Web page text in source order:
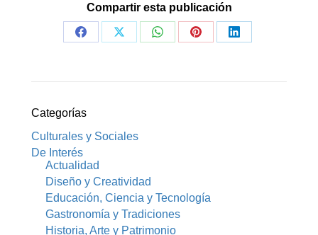
Compartir esta publicación
Share
Facebook
Share
X
Share
WhatsApp
Share
Pinterest
Share
LinkedIn
Categorías
Culturales y Sociales
De Interés
Actualidad
Diseño y Creatividad
Educación, Ciencia y Tecnología
Gastronomía y Tradiciones
Historia, Arte y Patrimonio